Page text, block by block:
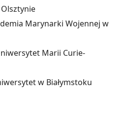
Marynarki Wojennej w
Marii Curie-
w Białymstoku